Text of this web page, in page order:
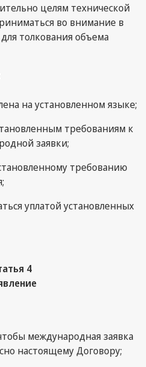
целям технической
во внимание в
толкования объема
на установленном языке;
требованиям к
заявки;
требованию
уплатой установленных
4
международная заявка
настоящему Договору;